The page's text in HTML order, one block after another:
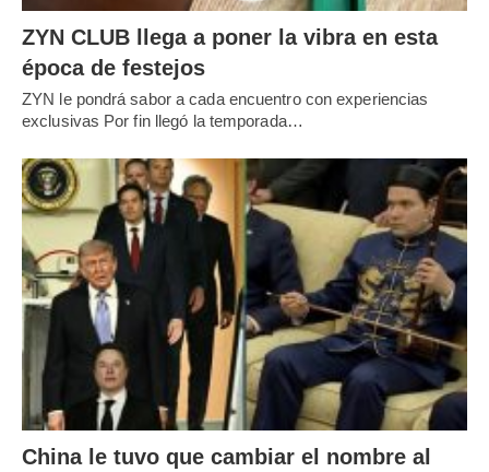
ZYN CLUB llega a poner la vibra en esta
época de festejos
ZYN le pondrá sabor a cada encuentro con experiencias
exclusivas Por fin llegó la temporada…
China le tuvo que cambiar el nombre al